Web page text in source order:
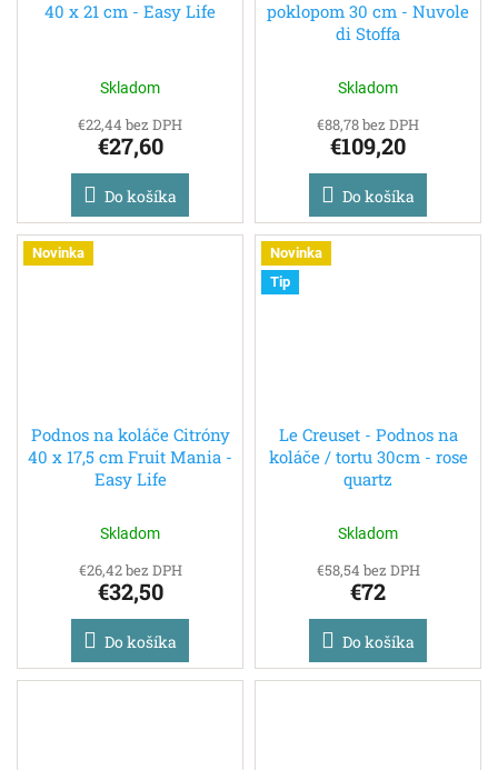
40 x 21 cm - Easy Life
Skladom
€22,44 bez DPH
€27,60
Do košíka
poklopom 30 cm - Nuvole
di Stoffa
Skladom
€88,78 bez DPH
€109,20
Do košíka
Novinka
Podnos na koláče Citróny
40 x 17,5 cm Fruit Mania -
Easy Life
Skladom
€26,42 bez DPH
€32,50
Do košíka
Novinka
Tip
Le Creuset - Podnos na
koláče / tortu 30cm - rose
quartz
Skladom
€58,54 bez DPH
€72
Do košíka